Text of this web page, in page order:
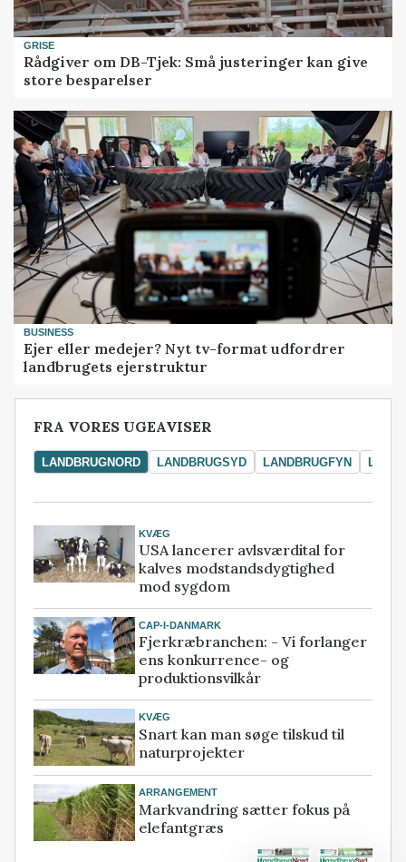
GRISE
Rådgiver om DB-Tjek: Små justeringer kan give
store besparelser
BUSINESS
Ejer eller medejer? Nyt tv-format udfordrer
landbrugets ejerstruktur
FRA VORES UGEAVISER
LANDBRUGNORD LANDBRUGSYD LANDBRUGFYN
KVÆG
USA lancerer avlsværdital for
kalves modstandsdygtighed
mod sygdom
CAP-I-DANMARK
Fjerkræbranchen: - Vi forlanger
ens konkurrence- og
produktionsvilkår
KVÆG
Snart kan man søge tilskud til
naturprojekter
ARRANGEMENT
Markvandring sætter fokus på
elefantgræs